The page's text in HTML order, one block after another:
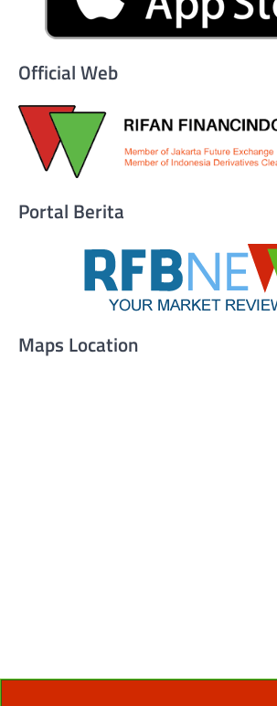
Official Web
Portal Berita
Maps Location